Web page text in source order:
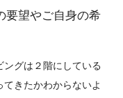
要望やご自身の希
グは２階にしている
きたかわからないよ